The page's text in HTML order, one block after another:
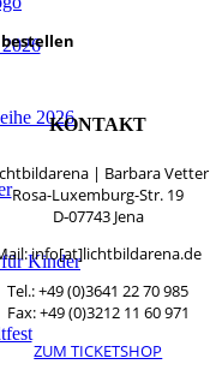
2026
Kinder
KONTAKT
| Bar­ba­ra Vetter
Rosa-Luxemburg-Str. 19
D‑07743 Jena
info[at]lichtbildarena.de
Tel.: +49 (0)3641 22 70 985
Fax: +49 (0)3212 11 60 971
ZUM TICKETSHOP